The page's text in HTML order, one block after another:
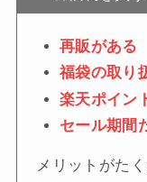
再販がある
福袋の取り
楽天ポイン
セール期間
メリットがた